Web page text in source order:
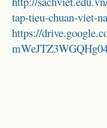
tap-tieu-chuan-viet-
https://